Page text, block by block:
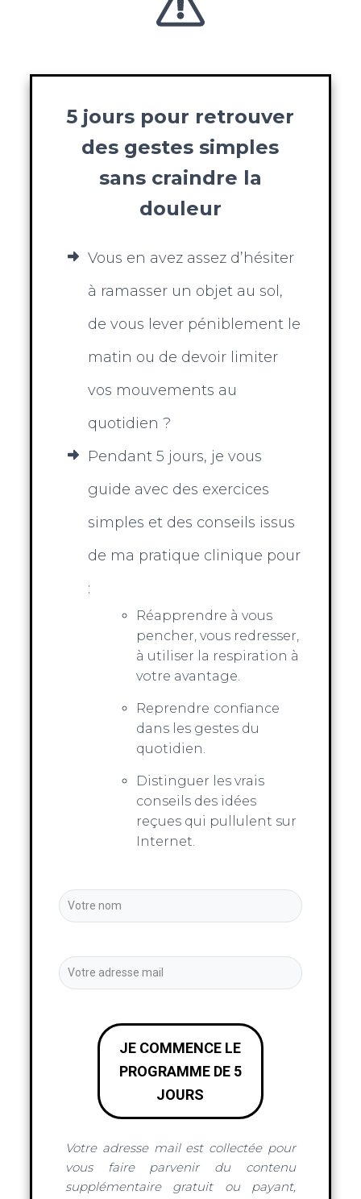
5 jours pour retrouver
des gestes simples
sans craindre la
douleur
Vous en avez assez d’hésiter
à ramasser un objet au sol,
de vous lever péniblement le
matin ou de devoir limiter
vos mouvements au
quotidien ?
Pendant 5 jours, je vous
guide avec des exercices
simples et des conseils issus
de ma pratique clinique pour
:
Réapprendre à vous
pencher, vous redresser,
à utiliser la respiration à
votre avantage.
Reprendre confiance
dans les gestes du
quotidien.
Distinguer les vrais
conseils des idées
reçues qui pullulent sur
Internet.
JE COMMENCE LE
PROGRAMME DE 5
JOURS
Votre adresse mail est collectée pour
vous faire parvenir du contenu
supplémentaire gratuit ou payant,